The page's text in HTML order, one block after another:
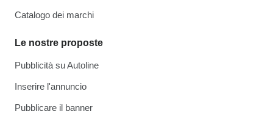
Catalogo dei marchi
Le nostre proposte
Pubblicità su Autoline
Inserire l'annuncio
Pubblicare il banner